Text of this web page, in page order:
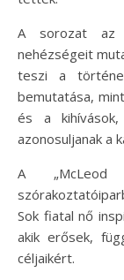
A sorozat az
nehézségeit
teszi a
bemutatása,
és a
azonosuljanak a
A „McLeod
Sok fiatal nő
akik erősek,
céljaikért.